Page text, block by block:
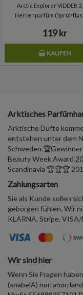
Arctic Explorer VIDDER
Herrenparfüm
119 kr
KAUFEN
Arktisches
Arktische Düfte
entstehen unter dem
Beauty Week Award
Scandinavia 🏆🏆🏆
Zahlungsarten
Sie als Kunde sollen
geborgen fühlen. Wir
KLARNA, Stripe,
Wir sind hier
Wenn Sie Fragen
(snabelA)